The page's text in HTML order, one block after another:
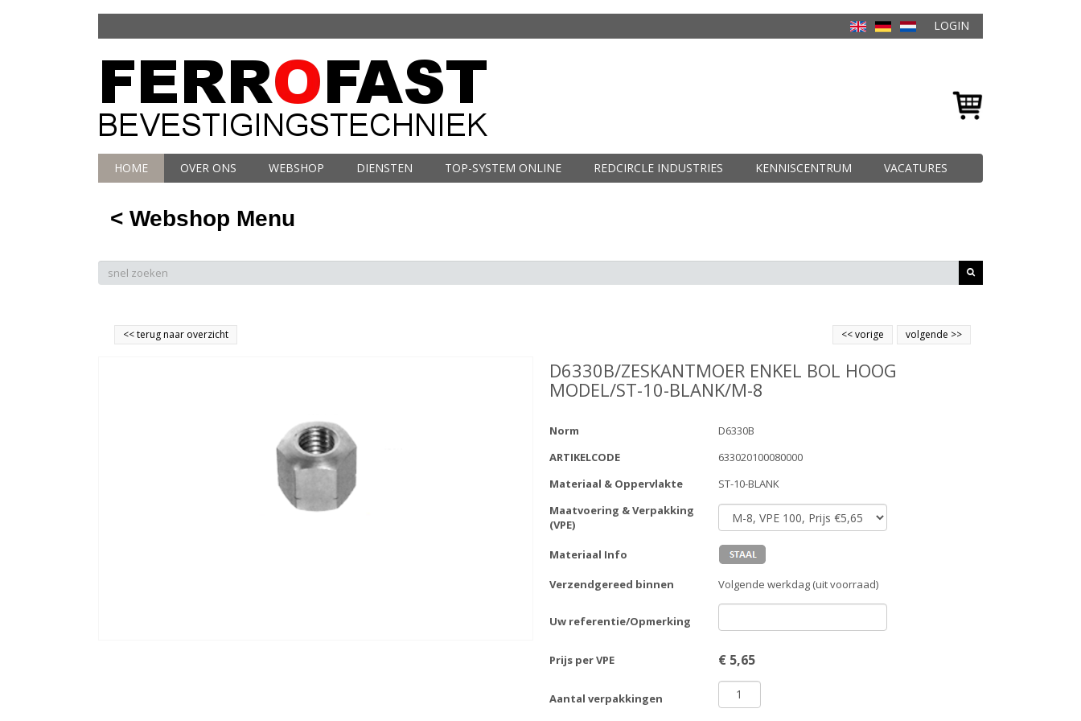
LOGIN
HOME OVER ONS WEBSHOP DIENSTEN TOP-SYSTEM ONLINE REDCIRCLE INDUSTRIES KENNISCENTRUM VACATURES
< Webshop Menu
<<terug naar overzicht volgende >>
<<vorige
D6330B/ZESKANTMOER ENKEL BOL HOOG
MODEL/ST-10-BLANK/M-8
Norm
D6330B
ARTIKELCODE
633020100080000
Materiaal & Oppervlakte
ST-10-BLANK
Maatvoering & Verpakking
(VPE)
Materiaal Info
Verzendgereed binnen Volgende werkdag (uit voorraad)
Uw referentie/Opmerking
Prijs per VPE € 5,65
Aantal verpakkingen